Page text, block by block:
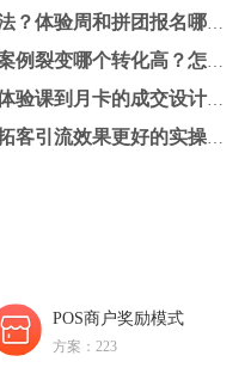
托管班招生引流有哪些有效方法？体验周和拼团报名哪个更适合提升报名率？
装修公司获客难题：老带新和案例裂变哪个转化高？怎么选更有效？
瑜伽私教课转化率低怎么办？体验课到月卡的成交设计实操方案
茶叶礼盒分销怎么做？茶叶店拓客引流效果更好的实操方法
POS商户奖励模式
方案：223